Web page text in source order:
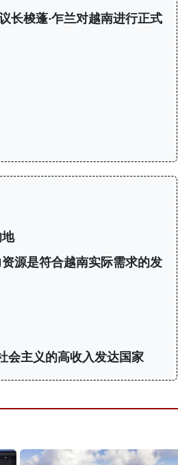
长梭蓬·乍兰对越南进行正式
源是符合越南实际需求的发
会主义的高收入发达国家